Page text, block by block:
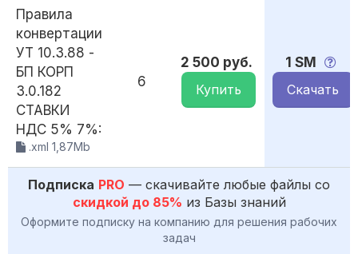
Правила
конвертации
УТ 10.3.88 -
БП КОРП
3.0.182
СТАВКИ
НДС 5% 7%:
.xml 1,87Mb
6
2 500 руб.
Купить
1 SM
Скачать
Подписка PRO — скачивайте любые файлы со
скидкой до 85% из Базы знаний
Оформите подписку на компанию для решения рабочих
задач